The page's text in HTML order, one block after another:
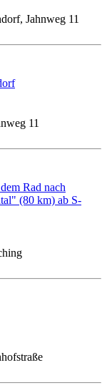
Jahnweg 11
11
Rad nach
(80 km) ab S-